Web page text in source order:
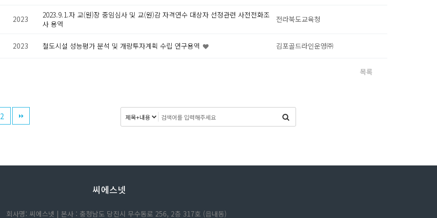
2023
2023.9.1.자 교(원)장 중임심사 및 교(원)감 자격연수 대상자 선정관련 사전전화조
사 용역
전라북도교육청
2023 철도시설 성능평가 분석 및 개량투자계획 수립 연구용역 김포골드라인운영㈜
목록
2
씨에스넷
회사명: 씨에스넷 | 본사 : 충청남도 당진시 무수동로 256, 2층 317호 (읍내동)